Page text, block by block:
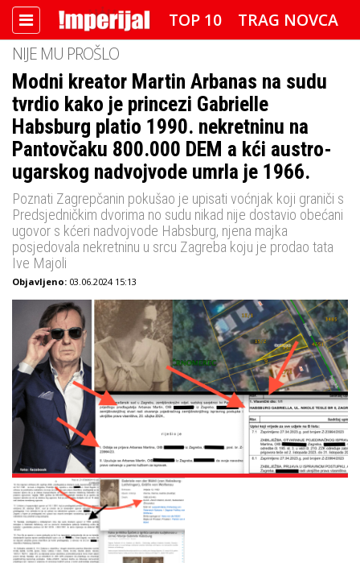
TOP 10
TRAG NOVCA
DETEKTOR
FOTO SPECIJAL
IMPERIJAL VIDEO
RADAR
IMPERIJAL & FREETIME
IMPERIJALOVE POZNATE FACE
NIJE MU PROŠLO
Modni kreator Martin Arbanas na sudu
tvrdio kako je princezi Gabrielle
Habsburg platio 1990. nekretninu na
Pantovčaku 800.000 DEM a kći austro-
ugarskog nadvojvode umrla je 1966.
Poznati Zagrepčanin pokušao je upisati voćnjak koji graniči s
Predsjedničkim dvorima no sudu nikad nije dostavio obećani
ugovor s kćeri nadvojvode Habsburg, njena majka
posjedovala nekretninu u srcu Zagreba koju je prodao tata
Ive Majoli
Objavljeno: 03.06.2024 15:13